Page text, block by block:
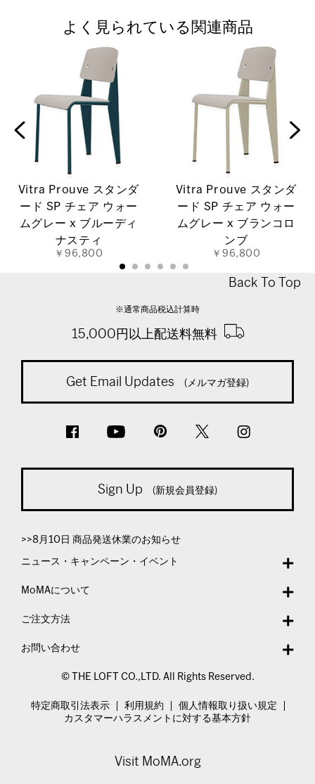
よく見られている関連商品
Vitra Prouve スタンダ
ード SP チェア ウォー
ムグレー x ブルーディ
ナスティ
￥96,800
Vitra Prouve スタンダ
ード SP チェア ウォー
ムグレー x ブランコロ
ンブ
￥96,800
Back To Top
※通常商品税込計算時
15,000円以上配送料無料
Get Email Updates (メルマガ登録)
Sign Up (新規会員登録)
>>8月10日 商品発送休業のお知らせ
ニュース・キャンペーン・イベント
MoMAについて
ご注文方法
お問い合わせ
© THE LOFT CO.,LTD. All Rights Reserved.
特定商取引法表示 利用規約
個人情報取り扱い規定
カスタマーハラスメントに対する基本方針
Visit MoMA.org